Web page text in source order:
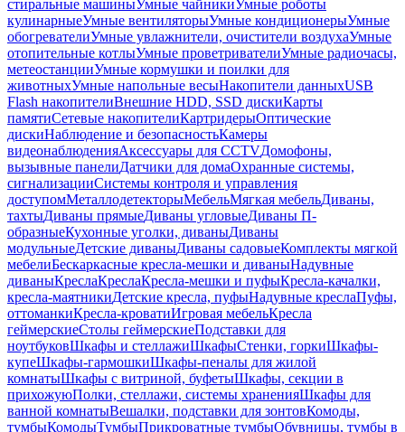
стиральные машиныУмные чайникиУмные роботы
кулинарныеУмные вентиляторыУмные кондиционерыУмные
обогревателиУмные увлажнители, очистители воздухаУмные
отопительные котлыУмные проветривателиУмные радиочасы,
метеостанцииУмные кормушки и поилки для
животныхУмные напольные весыНакопители данныхUSB
Flash накопителиВнешние HDD, SSD дискиКарты
памятиСетевые накопителиКартридерыОптические
дискиНаблюдение и безопасностьКамеры
видеонаблюденияАксессуары для CCTVДомофоны,
вызывные панелиДатчики для домаОхранные системы,
сигнализацииСистемы контроля и управления
доступомМеталлодетекторыМебельМягкая мебельДиваны,
тахтыДиваны прямыеДиваны угловыеДиваны П-
образныеКухонные уголки, диваныДиваны
модульныеДетские диваныДиваны садовыеКомплекты мягкой
мебелиБескаркасные кресла-мешки и диваныНадувные
диваныКреслаКреслаКресла-мешки и пуфыКресла-качалки,
кресла-маятникиДетские кресла, пуфыНадувные креслаПуфы,
оттоманкиКресла-кроватиИгровая мебельКресла
геймерскиеСтолы геймерскиеПодставки для
ноутбуковШкафы и стеллажиШкафыСтенки, горкиШкафы-
купеШкафы-гармошкиШкафы-пеналы для жилой
комнатыШкафы с витриной, буфетыШкафы, секции в
прихожуюПолки, стеллажи, системы храненияШкафы для
ванной комнатыВешалки, подставки для зонтовКомоды,
тумбыКомодыТумбыПрикроватные тумбыОбувницы, тумбы в